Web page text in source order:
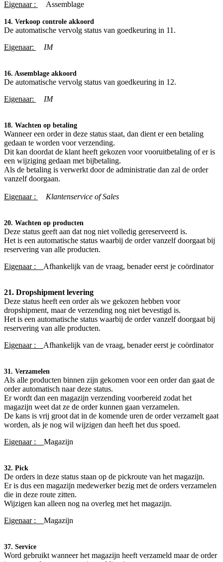
Eigenaar : ​Assemblage
14. Verkoop controle akkoord
De automatische vervolg status van goedkeuring in 11.
Eigenaar:
IM
16. Assemblage akkoord
De automatische vervolg status van goedkeuring in 12.
Eigenaar:
IM
18. Wachten op betaling
Wanneer een order in deze status staat, dan dient er een betaling
gedaan te worden voor verzending.
Dit kan doordat de klant heeft gekozen voor vooruitbetaling of er is
een wijziging gedaan met bijbetaling.
Als de betaling is verwerkt door de administratie dan zal de order
vanzelf doorgaan.
Eigenaar : Klantenservice of Sales
20. Wachten op producten
Deze status geeft aan dat nog niet volledig gereserveerd is.
Het is een automatische status waarbij de order vanzelf doorgaat bij
reservering van alle producten.
Eigenaar :
Afhankelijk van de vraag, benader eerst je coördinator​
21. Dropshipment levering
Deze status heeft een order als we gekozen hebben voor
dropshipment, maar de verzending nog niet bevestigd is.
Het is een automatische status waarbij de order vanzelf doorgaat bij
reservering van alle producten.
Eigenaar :
Afhankelijk van de vraag, benader eerst je coördinator
31. Verzamelen
Als alle producten binnen zijn gekomen voor een order dan gaat de
order automatisch naar deze status.
Er wordt dan een magazijn verzending voorbereid zodat het
magazijn weet dat ze de order kunnen gaan verzamelen.
De kans is vrij groot dat in de komende uren de order verzamelt gaat
worden, als je nog wil wijzigen dan heeft het dus spoed.
Eigenaar :
Magazijn
32. Pick
De orders in deze status staan op de pickroute van het magazijn.
Er is dus een magazijn medewerker bezig met de orders verzamelen
die in deze route zitten.
Wijzigen kan alleen nog na overleg met het magazijn.
Eigenaar :
Magazijn
37. Service
Word gebruikt wanneer het magazijn heeft verzameld maar de order